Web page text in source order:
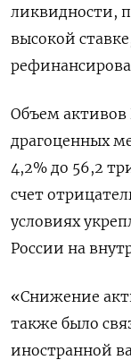
ликвидности,
высокой
Объем активов
драгоценных
4,2% до 56,2
счет
условиях
России ‌на
«Снижение
также было
иностранной